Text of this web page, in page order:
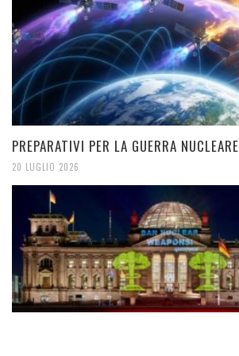
PREPARATIVI PER LA GUERRA NUCLEARE
20 LUGLIO 2026